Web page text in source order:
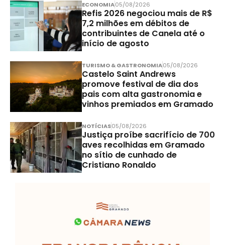
ECONOMIA05/08/2026
Refis 2026 negociou mais de R$
7,2 milhões em débitos de
contribuintes de Canela até o
início de agosto
TURISMO & GASTRONOMIA05/08/2026
Castelo Saint Andrews
promove festival de dia dos
pais com alta gastronomia e
vinhos premiados em Gramado
NOTÍCIAS05/08/2026
Justiça proíbe sacrifício de 700
aves recolhidas em Gramado
no sítio de cunhado de
Cristiano Ronaldo